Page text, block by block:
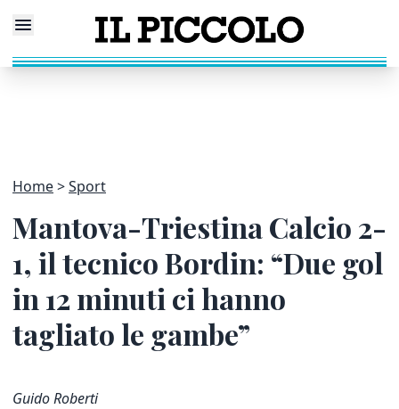
Home Sport
Mantova-Triestina Calcio 2-
1, il tecnico Bordin: “Due gol
in 12 minuti ci hanno
tagliato le gambe”
Guido Roberti